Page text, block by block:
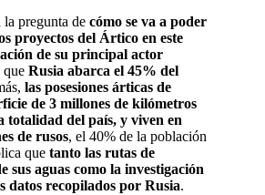
la pregunta de cómo se va a poder
proyectos del Ártico en este
de su principal actor
que Rusia abarca el 45% del
las posesiones árticas de
de 3 millones de kilómetros
totalidad del país, y viven en
de rusos, el 40% de la población
que tanto las rutas de
sus aguas como la investigación
datos recopilados por Rusia.